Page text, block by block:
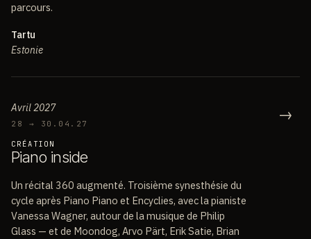
parcours.
Tartu
Estonie
Avril 2027
28 → 30.04.27
CRÉATION
Piano inside
Un récital 360 augmenté. Troisième synesthésie du
cycle après Piano Piano et Encyclies, avec la pianiste
Vanessa Wagner, autour de la musique de Philip
Glass — et de Moondog, Arvo Pärt, Erik Satie, Brian
→